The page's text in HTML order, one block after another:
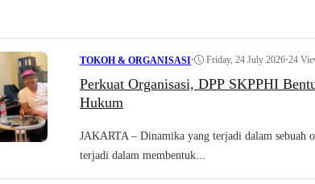
TOKOH & ORGANISASI• Friday, 24 July 2026•24
Perkuat Organisasi, DPP SKPPHI
Hukum
JAKARTA – Dinamika yang terjadi dalam sebuah
terjadi dalam membentuk...